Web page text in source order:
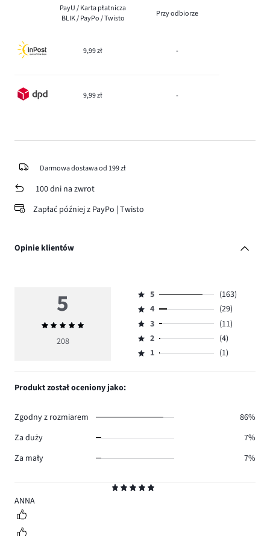
PayU / Karta płatnicza
BLIK / PayPo / Twisto
Przy odbiorze
9,99 zł -
9,99 zł -
Darmowa dostawa od 199 zł
100 dni na zwrot
Zapłać później z PayPo | Twisto
Opinie klientów
5
ANNA
5
Średnia
ocena
208
Ocena
5,
ilość
głosów
163.
5
(163)
Ocena
4,
ilość
głosów
4
(29)
Ocena
3,
ilość
3
(11)
Ocena
2,
2
(4)
Ocena
1,
1 (1)
Produkt został oceniony jako:
Zgodny z rozmiarem
86%
Za duży
7%
Za mały
7%